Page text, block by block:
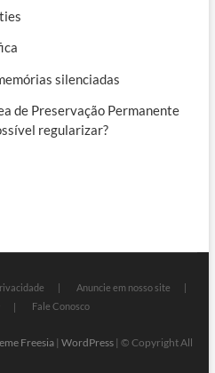
silenciadas
de Preservação Permanente
regularizar?
Anuncie em nosso site
Fale Conosco
Freesia| WordPress| © Copyright All